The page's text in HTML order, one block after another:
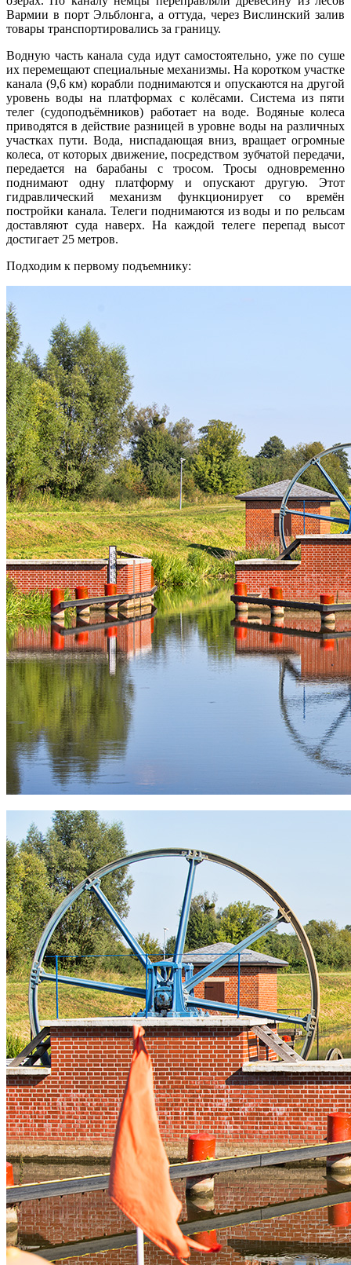
Вармии в порт Эльблонга, а оттуда, через Вислинский залив
товары транспортировались за границу.
Водную часть канала суда идут самостоятельно, уже по суше
их перемещают специальные механизмы. На коротком участке
канала (9,6 км) корабли поднимаются и опускаются на другой
уровень воды на платформах с колёсами. Система из пяти
телег (судоподъёмников) работает на воде. Водяные колеса
приводятся в действие разницей в уровне воды на различных
участках пути. Вода, ниспадающая вниз, вращает огромные
колеса, от которых движение, посредством зубчатой передачи,
передается на барабаны с тросом. Тросы одновременно
поднимают одну платформу и опускают другую. Этот
гидравлический механизм функционирует со времён
постройки канала. Телеги поднимаются из воды и по рельсам
доставляют суда наверх. На каждой телеге перепад высот
достигает 25 метров.
Подходим к первому подъемнику: